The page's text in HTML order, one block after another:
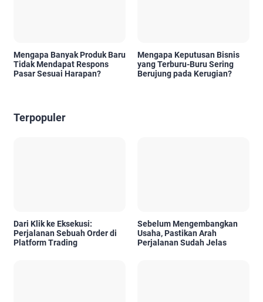
Mengapa Banyak Produk Baru
Tidak Mendapat Respons
Pasar Sesuai Harapan?
Mengapa Keputusan Bisnis
yang Terburu-Buru Sering
Berujung pada Kerugian?
Terpopuler
Dari Klik ke Eksekusi:
Perjalanan Sebuah Order di
Platform Trading
Sebelum Mengembangkan
Usaha, Pastikan Arah
Perjalanan Sudah Jelas